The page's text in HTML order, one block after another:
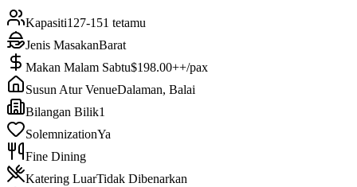
Kapasiti127-151 tetamu
Jenis MasakanBarat
Makan Malam Sabtu$198.00++/pax
Susun Atur VenueDalaman, Balai
Bilangan Bilik1
SolemnizationYa
Fine Dining
Katering LuarTidak Dibenarkan